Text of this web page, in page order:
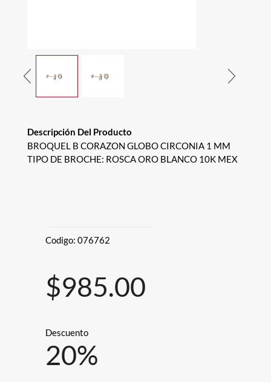
Descripción Del Producto
BROQUEL B CORAZON GLOBO CIRCONIA 1 MM
TIPO DE BROCHE: ROSCA ORO BLANCO 10K MEX
Codigo: 076762
$985.00
Descuento
20%